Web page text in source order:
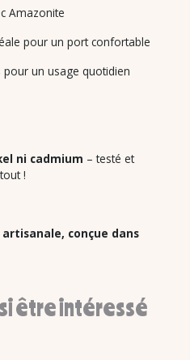
Amazonite
pour un port confortable
pour un usage quotidien
ni cadmium – testé et
!
conçue dans
être intéressé